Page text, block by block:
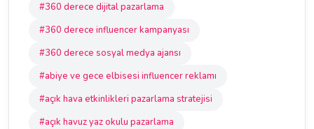
#360 derece dijital pazarlama
#360 derece influencer kampanyası
#360 derece sosyal medya ajansı
#abiye ve gece elbisesi influencer reklamı
#açık hava etkinlikleri pazarlama stratejisi
#açık havuz yaz okulu pazarlama